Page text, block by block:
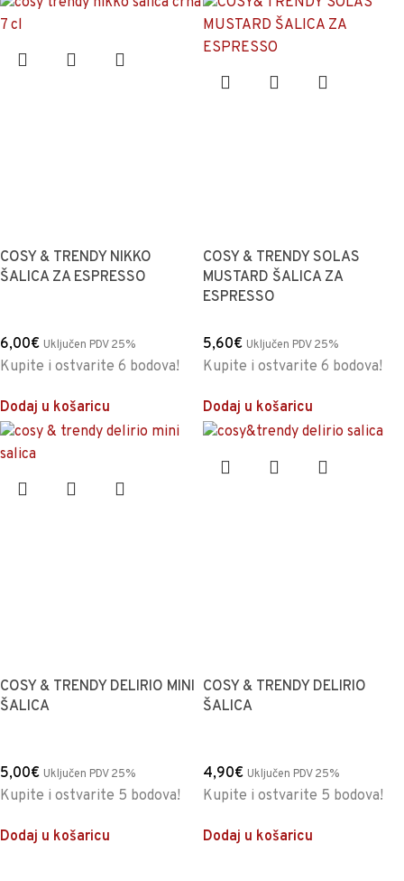
COSY & TRENDY NIKKO
ŠALICA ZA ESPRESSO
6,00€ Uključen PDV 25%
Kupite i ostvarite 6 bodova!
Dodaj u košaricu
COSY & TRENDY SOLAS
MUSTARD ŠALICA ZA
ESPRESSO
5,60€ Uključen PDV 25%
Kupite i ostvarite 6 bodova!
Dodaj u košaricu
COSY & TRENDY DELIRIO MINI
ŠALICA
5,00€ Uključen PDV 25%
Kupite i ostvarite 5 bodova!
Dodaj u košaricu
COSY & TRENDY DELIRIO
ŠALICA
4,90€ Uključen PDV 25%
Kupite i ostvarite 5 bodova!
Dodaj u košaricu